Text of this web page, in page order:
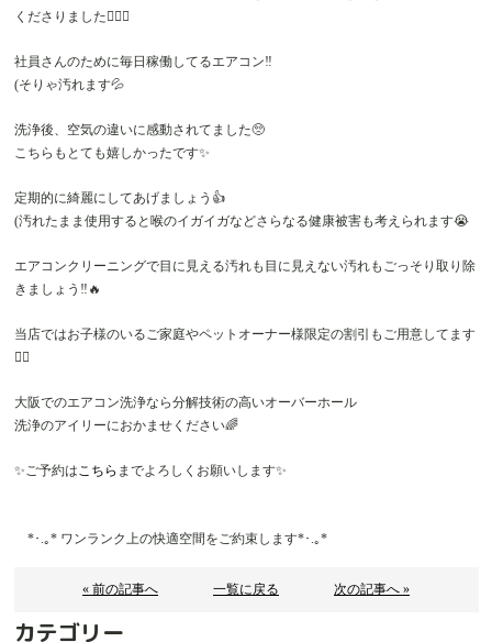
くださりました🙇‍♂️✨
社員さんのために毎日稼働してるエアコン‼️
(そりゃ汚れます💦
洗浄後、空気の違いに感動されてました🥺
こちらもとても嬉しかったです✨
定期的に綺麗にしてあげましょう👍
(汚れたまま使用すると喉のイガイガなどさらなる健康被害も考えられます😭
エアコンクリーニングで目に見える汚れも目に見えない汚れもごっそり取り除
きましょう‼️🔥
当店ではお子様のいるご家庭やペットオーナー様限定の割引もご用意してます
🙆‍♂️
大阪でのエアコン洗浄なら分解技術の高いオーバーホール
洗浄のアイリーにおかませください🌈
✨ご予約はこちら までよろしくお願いします✨
*･.｡* ワンランク上の快適空間をご約束します*･.｡*
« 前の記事へ 一覧に戻る 次の記事へ »
カテゴリー